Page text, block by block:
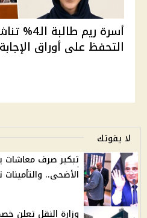
أسرة ريم
التحفظ على أوراق
لا يفوتك
الأضحى..